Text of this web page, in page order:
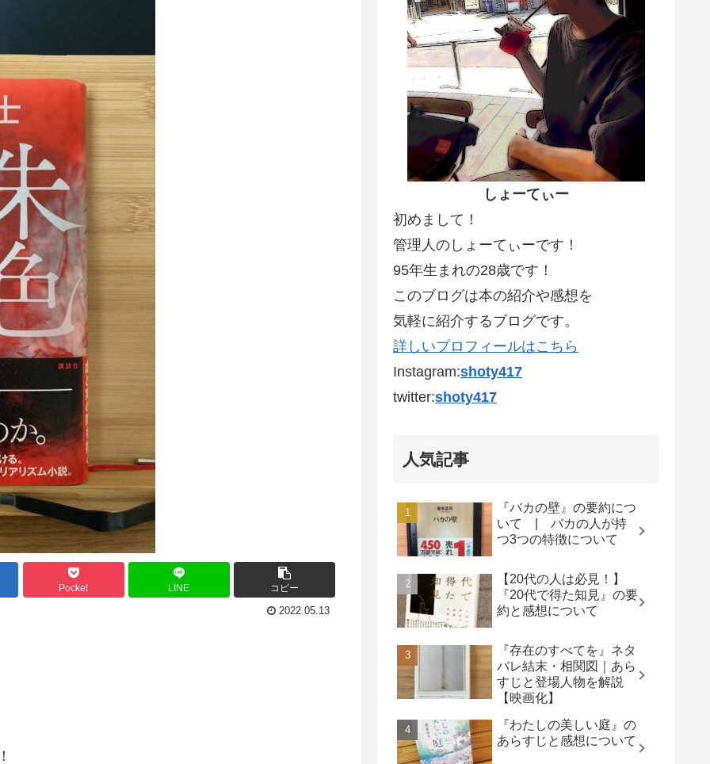
Pocket LINE コピー
2022.05.13
しょーてぃー
初めまして！
管理人のしょーてぃーです！
95年生まれの28歳です！
このブログは本の紹介や感想を
気軽に紹介するブログです。
詳しいプロフィールはこちら
Instagram:shoty417
twitter:shoty417
人気記事
『バカの壁』の要約につ
いて | バカの人が持
つ3つの特徴について
【20代の人は必見！】
『20代で得た知見』の要
約と感想について
『存在のすべてを』ネタ
バレ結末・相関図｜あら
すじと登場人物を解説
【映画化】
『わたしの美しい庭』の
あらすじと感想について